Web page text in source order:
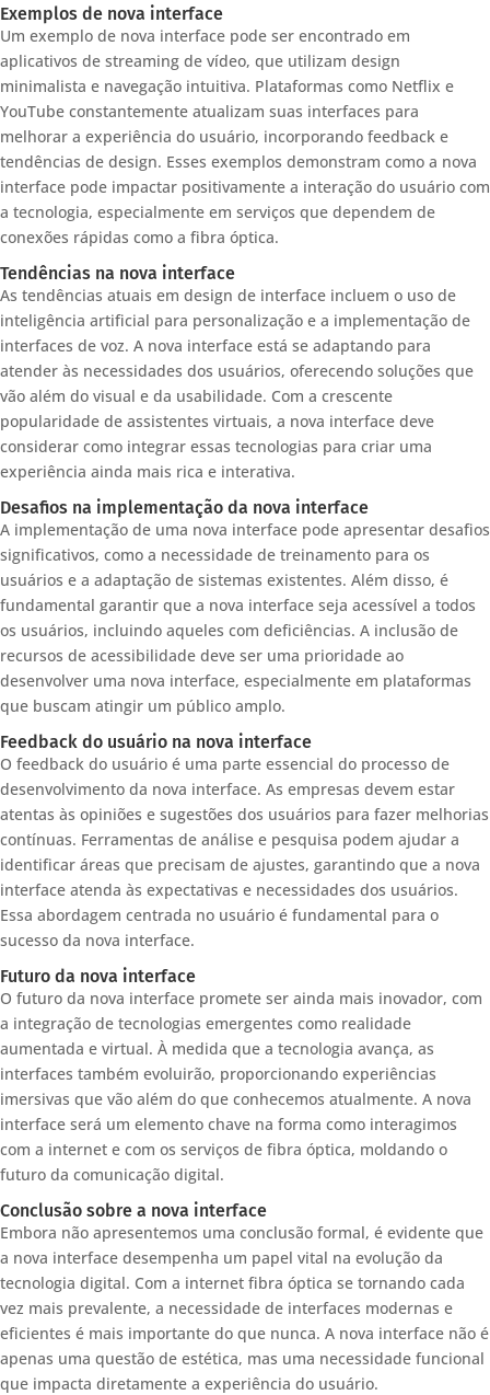
Exemplos de nova interface
Um exemplo de nova interface pode ser encontrado em
aplicativos de streaming de vídeo, que utilizam design
minimalista e navegação intuitiva. Plataformas como Netflix e
YouTube constantemente atualizam suas interfaces para
melhorar a experiência do usuário, incorporando feedback e
tendências de design. Esses exemplos demonstram como a nova
interface pode impactar positivamente a interação do usuário com
a tecnologia, especialmente em serviços que dependem de
conexões rápidas como a fibra óptica.
Tendências na nova interface
As tendências atuais em design de interface incluem o uso de
inteligência artificial para personalização e a implementação de
interfaces de voz. A nova interface está se adaptando para
atender às necessidades dos usuários, oferecendo soluções que
vão além do visual e da usabilidade. Com a crescente
popularidade de assistentes virtuais, a nova interface deve
considerar como integrar essas tecnologias para criar uma
experiência ainda mais rica e interativa.
Desafios na implementação da nova interface
A implementação de uma nova interface pode apresentar desafios
significativos, como a necessidade de treinamento para os
usuários e a adaptação de sistemas existentes. Além disso, é
fundamental garantir que a nova interface seja acessível a todos
os usuários, incluindo aqueles com deficiências. A inclusão de
recursos de acessibilidade deve ser uma prioridade ao
desenvolver uma nova interface, especialmente em plataformas
que buscam atingir um público amplo.
Feedback do usuário na nova interface
O feedback do usuário é uma parte essencial do processo de
desenvolvimento da nova interface. As empresas devem estar
atentas às opiniões e sugestões dos usuários para fazer melhorias
contínuas. Ferramentas de análise e pesquisa podem ajudar a
identificar áreas que precisam de ajustes, garantindo que a nova
interface atenda às expectativas e necessidades dos usuários.
Essa abordagem centrada no usuário é fundamental para o
sucesso da nova interface.
Futuro da nova interface
O futuro da nova interface promete ser ainda mais inovador, com
a integração de tecnologias emergentes como realidade
aumentada e virtual. À medida que a tecnologia avança, as
interfaces também evoluirão, proporcionando experiências
imersivas que vão além do que conhecemos atualmente. A nova
interface será um elemento chave na forma como interagimos
com a internet e com os serviços de fibra óptica, moldando o
futuro da comunicação digital.
Conclusão sobre a nova interface
Embora não apresentemos uma conclusão formal, é evidente que
a nova interface desempenha um papel vital na evolução da
tecnologia digital. Com a internet fibra óptica se tornando cada
vez mais prevalente, a necessidade de interfaces modernas e
eficientes é mais importante do que nunca. A nova interface não é
apenas uma questão de estética, mas uma necessidade funcional
que impacta diretamente a experiência do usuário.